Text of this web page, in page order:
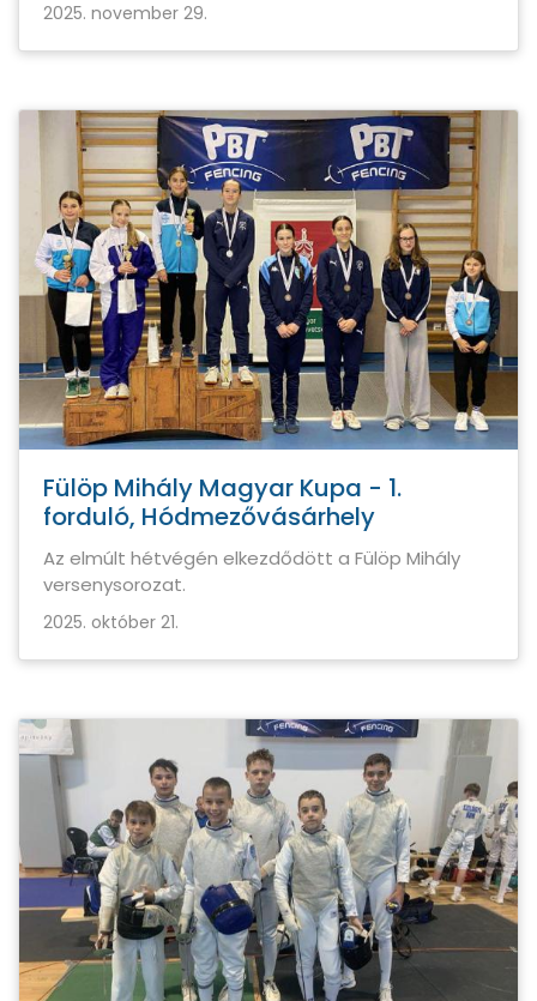
2025. november 29.
Fülöp Mihály Magyar Kupa - 1.
forduló, Hódmezővásárhely
Az elmúlt hétvégén elkezdődött a Fülöp Mihály
versenysorozat.
2025. október 21.